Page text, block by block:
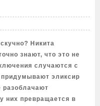
Никита
знают, что это не
случаются с
эликсир
разоблачают
них превращается в